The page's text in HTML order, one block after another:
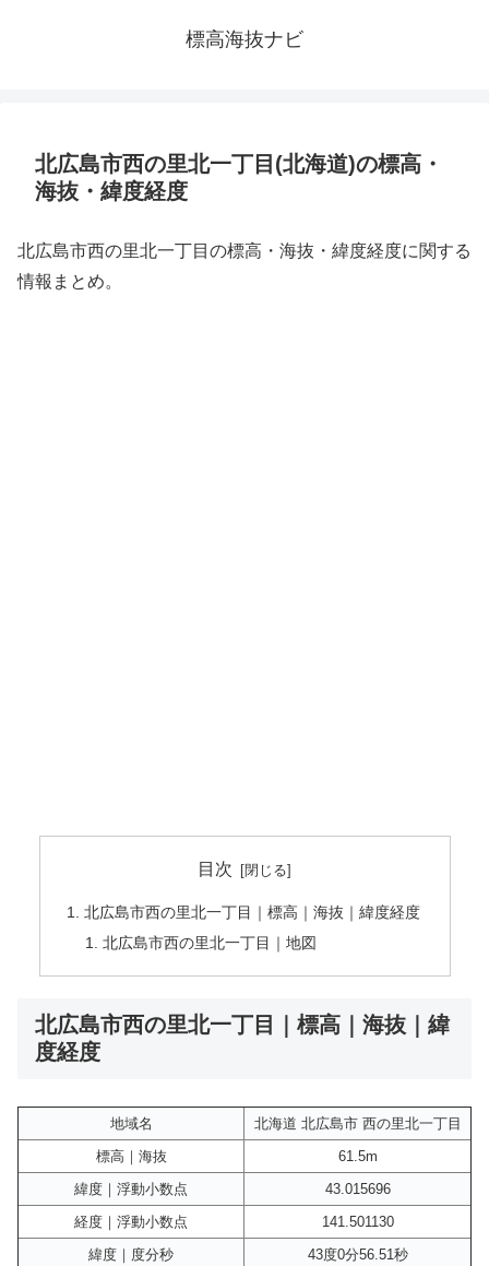
標高海抜ナビ
北広島市西の里北一丁目(北海道)の標高・
海抜・緯度経度
北広島市西の里北一丁目の標高・海抜・緯度経度に関する
情報まとめ。
目次
北広島市西の里北一丁目｜標高｜海抜｜緯度経度
北広島市西の里北一丁目｜地図
北広島市西の里北一丁目｜標高｜海抜｜緯
度経度
地域名
北海道 北広島市 西の里北一丁目
標高｜海抜
61.5m
緯度｜浮動小数点
43.015696
経度｜浮動小数点
141.501130
緯度｜度分秒
43度0分56.51秒